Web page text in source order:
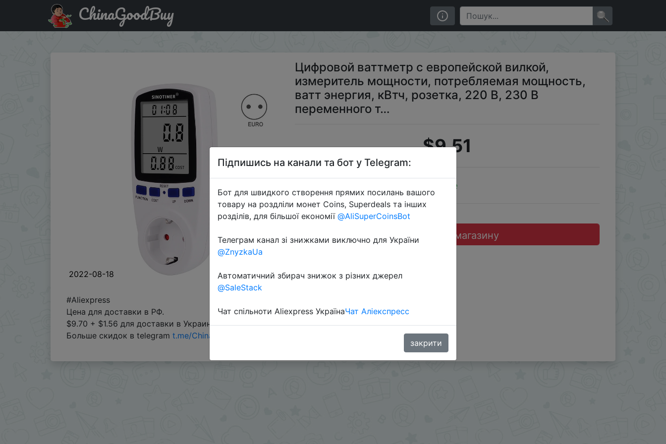
Акція на Цифровой ваттметр с европейской вилкой, измеритель мощности, потребляемая мощность, ватт энергия, кВтч, розетка, 220 В, 230 В переменного т…
ChinaGoodBuy
2022-08-18
Цифровой ваттметр с европейской вилкой,
измеритель мощности, потребляемая мощность,
ватт энергия, кВтч, розетка, 220 В, 230 В
переменного т…
$9.51
Sale
Перейти до магазину
#Aliexpress
Цена для доставки в РФ.
$9.70 + $1.56 для доставки в Украину.
Больше скидок в telegram t.me/ChinaGoodBuy
Підпишись на канали та бот у Telegram:
Бот для швидкого створення прямих посилань вашого
товару на роздліли монет Coins, Superdeals та інших
розділів, для більшої економії @AliSuperCoinsBot
Телеграм канал зі знижками виключно для України
@ZnyzkaUa
Автоматичний збирач знижок з різних джерел
@SaleStack
Чат спільноти Aliexpress УкраїнаЧат Аліекспресс
закрити